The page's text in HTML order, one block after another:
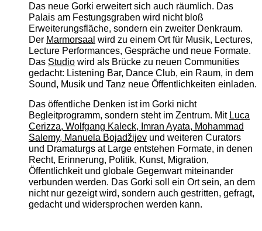
Das neue Gorki erweitert sich auch räumlich. Das
Palais am Festungsgraben wird nicht bloß
Erweiterungsfläche, sondern ein zweiter Denkraum.
Der Marmorsaal wird zu einem Ort für Musik, Lectures,
Lecture Performances, Gespräche und neue Formate.
Das Studiowird als Brücke zu neuen Communities
gedacht: Listening Bar, Dance Club, ein Raum, in dem
Sound, Musik und Tanz neue Öffentlichkeiten einladen.
Das öffentliche Denken ist im Gorki nicht
Begleitprogramm, sondern steht im Zentrum. Mit Luca
Cerizza, Wolfgang Kaleck, Imran Ayata, Mohammad
Salemy, Manuela Bojadžijevund weiteren Curators
und Dramaturgs at Large entstehen Formate, in denen
Recht, Erinnerung, Politik, Kunst, Migration,
Öffentlichkeit und globale Gegenwart miteinander
verbunden werden. Das Gorki soll ein Ort sein, an dem
nicht nur gezeigt wird, sondern auch gestritten, gefragt,
gedacht und widersprochen werden kann.